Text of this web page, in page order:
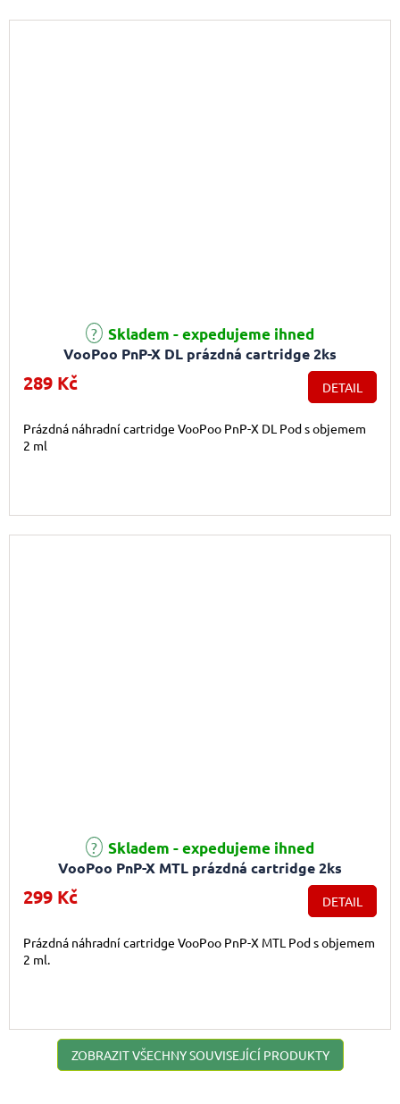
VooPoo PnP-X DL prázdná cartridge 2ks
Skladem - expedujeme ihned
289 Kč DETAIL
Prázdná náhradní cartridge VooPoo PnP-X DL Pod s objemem
2 ml
VooPoo PnP-X MTL prázdná cartridge 2ks
Skladem - expedujeme ihned
299 Kč DETAIL
Prázdná náhradní cartridge VooPoo PnP-X MTL Pod s objemem
2 ml.
ZOBRAZIT VŠECHNY SOUVISEJÍCÍ PRODUKTY